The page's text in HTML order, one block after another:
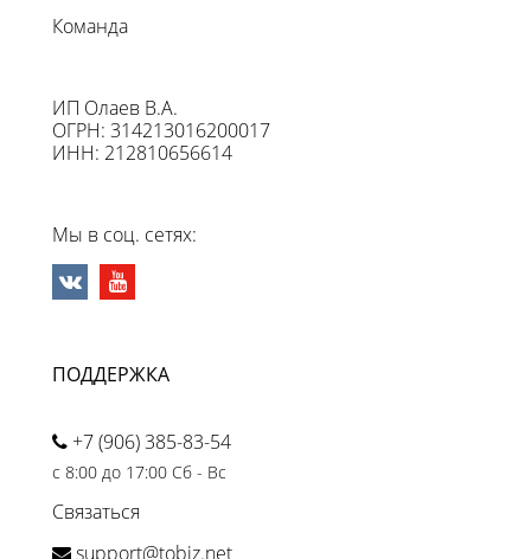
Команда
ИП Олаев В.А.
ОГРН: 314213016200017
ИНН: 212810656614
Мы в соц. сетях:
ПОДДЕРЖКА
+7 (906) 385-83-54
с 8:00 до 17:00 Сб - Вс
Связаться
support@tobiz.net